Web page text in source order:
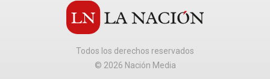
Todos los derechos reservados
© 2026 Nación Media